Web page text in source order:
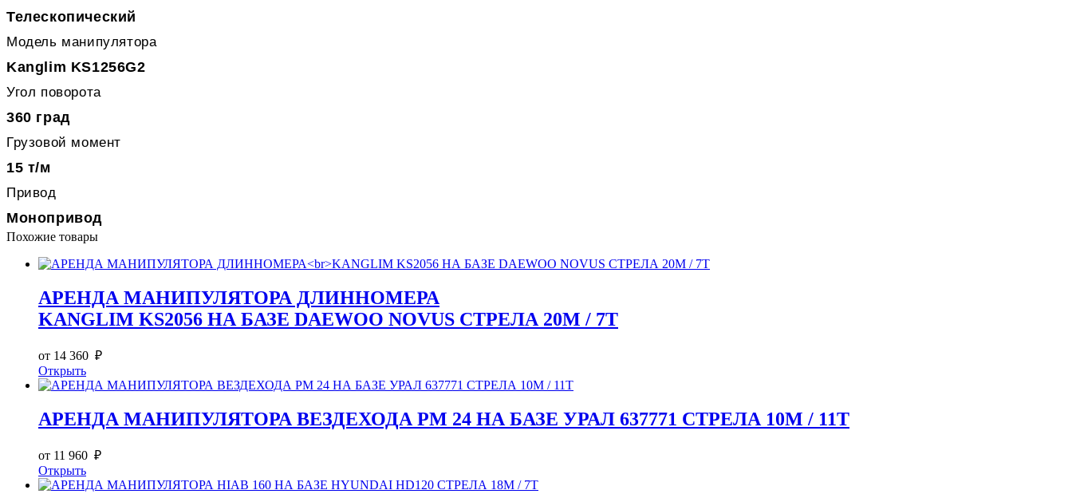
Телескопический
Модель манипулятора
Kanglim KS1256G2
Угол поворота
360 град
Грузовой момент
15 т/м
Привод
Монопривод
Похожие товары
АРЕНДА МАНИПУЛЯТОРА ДЛИННОМЕРА
KANGLIM KS2056 НА БАЗЕ DAEWOO NOVUS СТРЕЛА 20М / 7Т
от 14 360 ₽
Открыть
АРЕНДА МАНИПУЛЯТОРА ВЕЗДЕХОДА PM 24 НА БАЗЕ УРАЛ 637771 СТРЕЛА 10М / 11Т
от 11 960 ₽
Открыть